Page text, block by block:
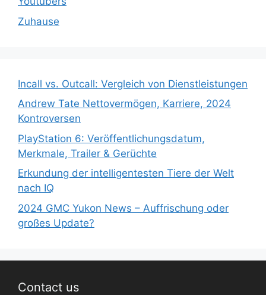
Zuhause
Incall vs. Outcall: Vergleich von Dienstleistungen
Andrew Tate Nettovermögen, Karriere, 2024
Kontroversen
PlayStation 6: Veröffentlichungsdatum,
Merkmale, Trailer & Gerüchte
Erkundung der intelligentesten Tiere der Welt
nach IQ
2024 GMC Yukon News – Auffrischung oder
großes Update?
Contact us